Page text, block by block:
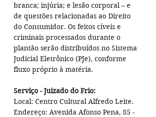
branca; injúria; e lesão corporal – e
de questões relacionadas ao Direito
do Consumidor. Os feitos cíveis e
criminais processados durante o
plantão serão distribuídos no Sistema
Judicial Eletrônico (PJe), conforme
fluxo próprio à matéria.
Serviço - Juizado do Frio:
Local: Centro Cultural Alfredo Leite.
Endereço: Avenida Afonso Pena, 85 -